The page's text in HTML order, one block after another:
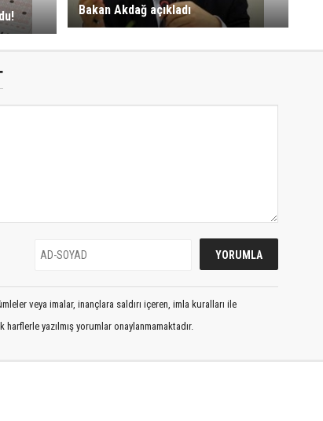
Bakan Akdağ açıkladı
veya imalar, inançlara saldırı içeren, imla kuralları ile
yazılmış yorumlar onaylanmamaktadır.